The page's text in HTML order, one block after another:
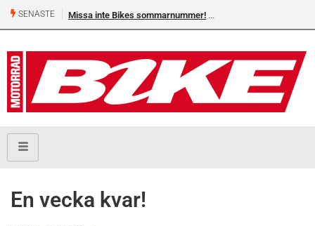
SENASTE Missa inte Bikes sommarnummer!
En vecka kvar!